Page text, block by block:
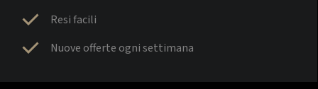
Resi facili
Nuove offerte ogni settimana